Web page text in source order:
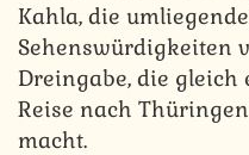
Kahla, die
Sehenswürdigkeiten
Dreingabe, die gleich
Reise nach
macht.